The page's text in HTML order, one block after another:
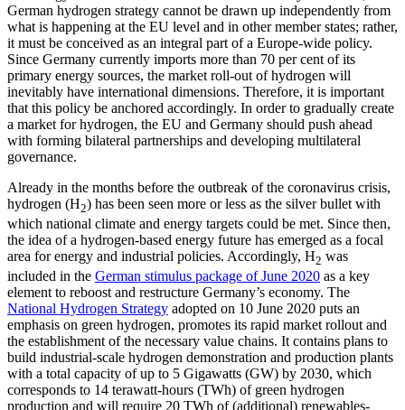
German hydrogen strategy cannot be drawn up independently from
what is happening at the EU level and in other member states; rather,
it must be conceived as an integral part of a Europe-wide policy.
Since Germany currently imports more than 70 per cent of its
primary energy sources, the market roll-out of hydrogen will
inevitably have interna­tional dimensions. Therefore, it is important
that this policy be anchored accordingly. In order to gradually create
a market for hydrogen, the EU and Germany should push ahead
with forming bilateral partnerships and developing multilateral
governance.
Already in the months before the outbreak of the coronavirus crisis,
hydrogen (H2) has been seen more or less as the silver bullet with
which national climate and energy tar­gets could be met. Since then,
the idea of a hydrogen-based energy future has emerged as a focal
area for energy and industrial policies. Accordingly, H2 was
included in the German stimulus package of June 2020 as a key
element to reboost and restructure Germany’s economy. The
National Hydro­gen Strategy adopted on 10 June 2020 puts an
emphasis on green hydrogen, promotes its rapid market rollout and
the establishment of the necessary value chains. It con­tains plans to
build industrial-scale hydro­gen demonstration and production plants
with a total capacity of up to 5 Gigawatts (GW) by 2030, which
corresponds to 14 tera­watt-hours (TWh) of green hydrogen
production and will require 20 TWh of (additional) renewables-